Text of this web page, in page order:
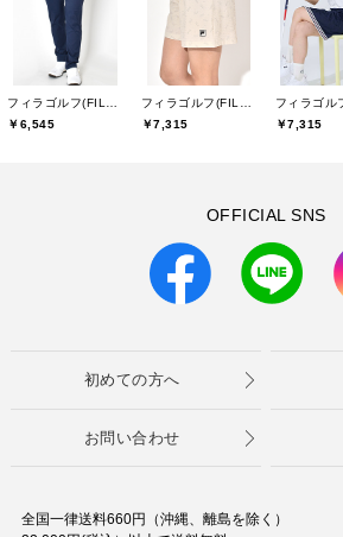
￥6,545
￥7,315
￥7,315
OFFICIAL SNS
初めての方へ
お問い合わせ
全国一律送料660円（沖縄、離島を除く）